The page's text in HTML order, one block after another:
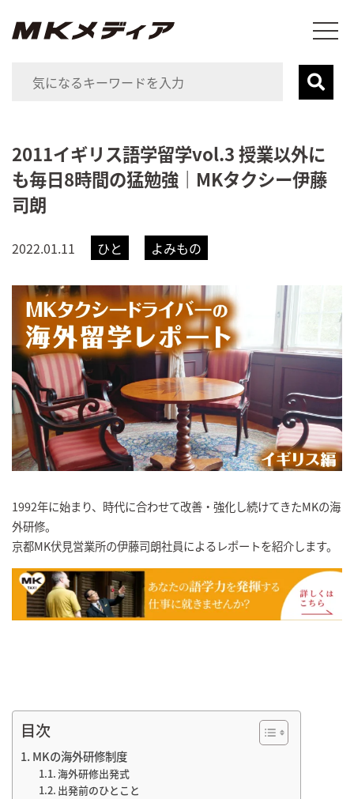
2011イギリス語学留学vol.3 授業以外に
も毎日8時間の猛勉強｜MKタクシー伊藤
司朗
2022.01.11 ひと よみもの
1992年に始まり、時代に合わせて改善・強化し続けてきたMKの海
外研修。
京都MK伏見営業所の伊藤司朗社員によるレポートを紹介します。
目次
MKの海外研修制度
海外研修出発式
出発前のひとこと